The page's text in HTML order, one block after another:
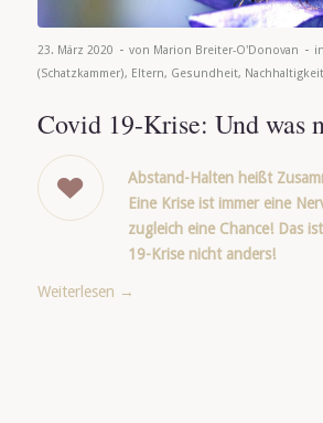
23. März 2020 - von Marion Breiter-O'Donovan - in
(Schatzkammer), Eltern, Gesundheit, Nachhaltigkeit
Covid 19-Krise: Und was
Abstand-Halten heißt
Eine Krise ist immer eine
zugleich eine Chance! Das
19-Krise nicht anders!
Weiterlesen →